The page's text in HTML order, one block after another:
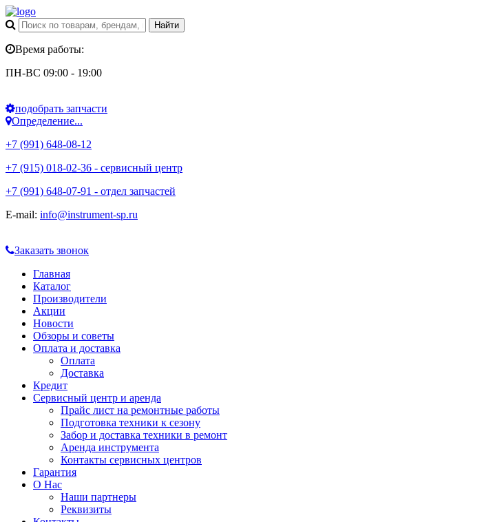
Время работы:
ПН-ВС 09:00 - 19:00
подобрать запчасти
Определение...
+7 (991) 648-08-12
+7 (915) 018-02-36 - сервисный центр
+7 (991) 648-07-91 - отдел запчастей
E-mail: info@instrument-sp.ru
Заказать звонок
Главная
Каталог
Производители
Акции
Новости
Обзоры и советы
Оплата и доставка
Оплата
Доставка
Кредит
Сервисный центр и аренда
Прайс лист на ремонтные работы
Подготовка техники к сезону
Забор и доставка техники в ремонт
Аренда инструмента
Контакты сервисных центров
Гарантия
О Нас
Наши партнеры
Реквизиты